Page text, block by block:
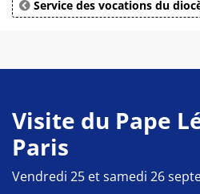
Service des vocations du
Visite du Pape
Paris
Vendredi 25 et samedi 26